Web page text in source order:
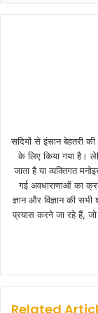
सदियों से इंसान बेहतरी
के लिए किया गया है।
जाता है या व्यक्तिगत
गई अवधाराणाओं का
ज्ञान और विज्ञान की
प्रयास करने जा रहे हैं,
Related